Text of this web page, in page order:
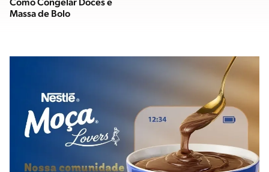
Como Congelar Doces e
Massa de Bolo